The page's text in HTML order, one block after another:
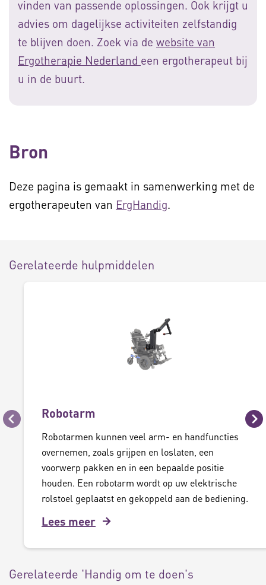
vinden van passende oplossingen. Ook krijgt u
advies om dagelijkse activiteiten zelfstandig
te blijven doen. Zoek via de website van
Ergotherapie Nederland een ergotherapeut bij
u in de buurt.
Bron
Deze pagina is gemaakt in samenwerking met de
ergotherapeuten van ErgHandig.
Gerelateerde hulpmiddelen
Vorige
Robotarm
Robotarmen kunnen veel arm- en handfuncties
overnemen, zoals grijpen en loslaten, een
voorwerp pakken en in een bepaalde positie
houden. Een robotarm wordt op uw elektrische
rolstoel geplaatst en gekoppeld aan de bediening.
Lees meer
Gerelateerde 'Handig om te doen's